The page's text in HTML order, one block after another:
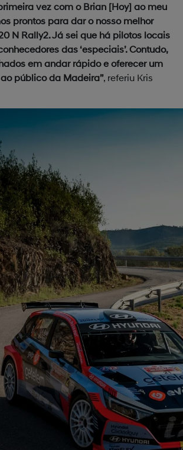
vez com o Brian [Hoy] ao meu
prontos para dar o nosso melhor
N Rally2. Já sei que há pilotos locais
das ‘especiais’. Contudo,
em andar rápido e oferecer um
público da Madeira”, referiu Kris